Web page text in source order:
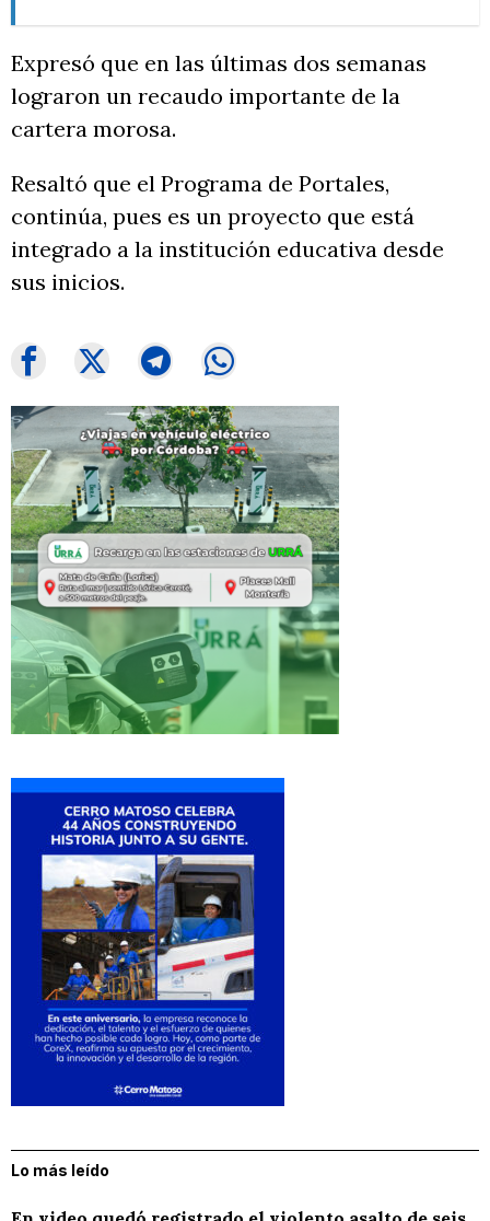
Expresó que en las últimas dos semanas
lograron un recaudo importante de la
cartera morosa.
Resaltó que el Programa de Portales,
continúa, pues es un proyecto que está
integrado a la institución educativa desde
sus inicios.
Lo más leído